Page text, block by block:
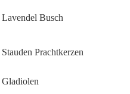
Lavendel Busch
Stauden Prachtkerzen
Gladiolen